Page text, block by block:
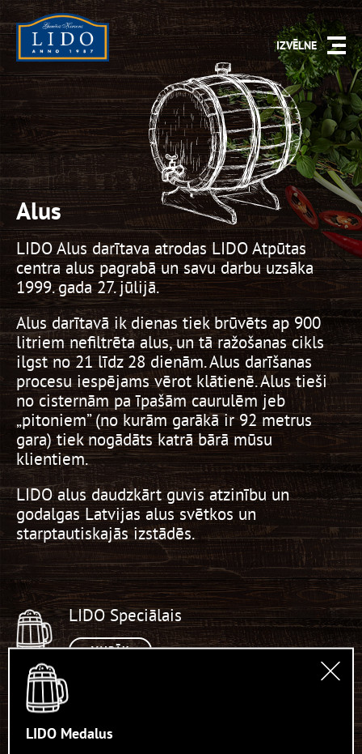
IZVĒLNE
Alus
LIDO Alus darītava atrodas LIDO Atpūtas
centra alus pagrabā un savu darbu uzsāka
1999. gada 27. jūlijā.
Alus darītavā ik dienas tiek brūvēts ap 900
litriem nefiltrēta alus, un tā ražošanas cikls
ilgst no 21 līdz 28 dienām. Alus darīšanas
procesu iespējams vērot klātienē. Alus tieši
no cisternām pa īpašām caurulēm jeb
„pitoniem” (no kurām garākā ir 92 metrus
gara) tiek nogādāts katrā bārā mūsu
klientiem.
LIDO alus daudzkārt guvis atzinību un
godalgas Latvijas alus svētkos un
starptautiskajās izstādēs.
LIDO Speciālais
VAIRĀK
VAIRĀK
LIDO Medalus